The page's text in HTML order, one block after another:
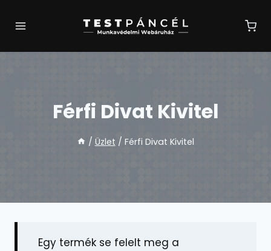
Férfi Divat Kivitel
/ Üzlet / Férfi Divat Kivitel
Egy termék se felelt meg a